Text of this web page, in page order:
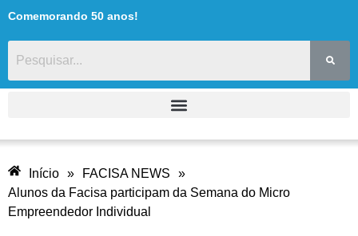
Comemorando 50 anos!
Início » FACISA NEWS
»
Alunos da Facisa participam da Semana do Micro
Empreendedor Individual